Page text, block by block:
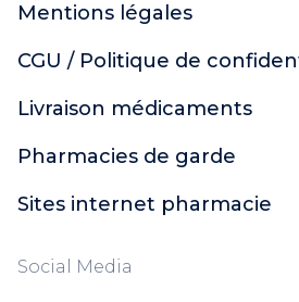
Mentions légales
CGU / Politique de
Livraison médicaments
Pharmacies de garde
Sites internet pharmacie
Social Media